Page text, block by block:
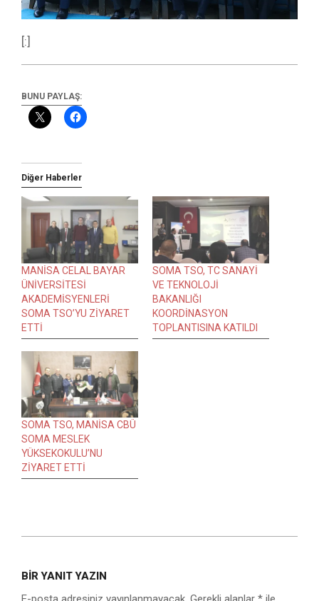
[:]
BUNU PAYLAŞ:
Diğer Haberler
MANİSA CELAL BAYAR
ÜNİVERSİTESİ
AKADEMİSYENLERİ
SOMA TSO’YU ZİYARET
ETTİ
SOMA TSO, TC SANAYİ
VE TEKNOLOJİ
BAKANLIĞI
KOORDİNASYON
TOPLANTISINA KATILDI
SOMA TSO, MANİSA CBÜ
SOMA MESLEK
YÜKSEKOKULU’NU
ZİYARET ETTİ
12
BIR YANIT YAZIN